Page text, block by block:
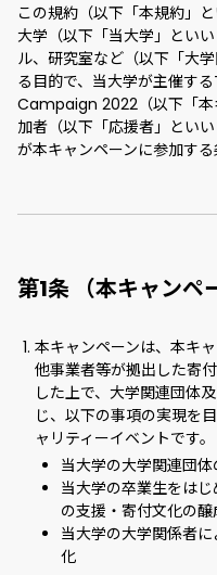
この規約（以下「本規約」
大学 （以下「当大学」とい
ル、研究室など（以下「大
る目的で、当大学が主催する
Campaign 2022 （以下「
加者（以下「応援者」とい
が本キャンペーンに参加する
第1条 （本キャンペ
本キャンペーンは、本キ
他事業者等が拠出した寄
した上で、大学関連団体
じ、以下の事項の実現を
ャリティーイベントです。
当大学の大学関連団
当大学の卒業生をは
の支援・寄付文化の醸
当大学の大学関係者
化